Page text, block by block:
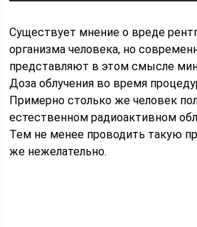
Существует мнение о вреде
организма человека, но
представляют в этом смысле
Доза облучения во время
Примерно столько же человек
естественном радиоактивном
Тем не менее проводить такую
же нежелательно.